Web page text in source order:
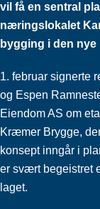
vil få en sentral
næringslokalet
bygging i den nye
1. februar signerte
og Espen
Eiendom AS om
Kræmer Brygge,
konsept inngår i
er svært begeistret
laget.